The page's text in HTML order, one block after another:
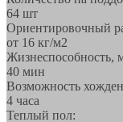
64 шт
Ориентировочный
от 16 кг/м2
Жизнеспособность,
40 мин
Возможность
4 часа
Теплый пол: